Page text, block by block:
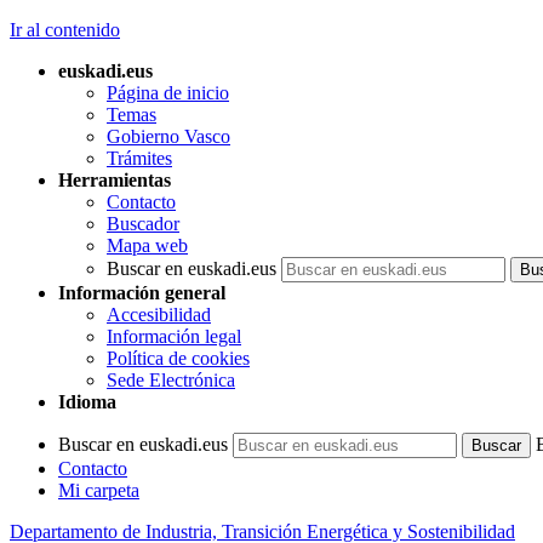
Ir al contenido
euskadi.eus
Página de inicio
Temas
Gobierno Vasco
Trámites
Herramientas
Contacto
Buscador
Mapa web
Buscar en euskadi.eus
Información general
Accesibilidad
Información legal
Política de cookies
Sede Electrónica
Idioma
Buscar en euskadi.eus
Contacto
Mi carpeta
Departamento de Industria, Transición Energética y Sostenibilidad